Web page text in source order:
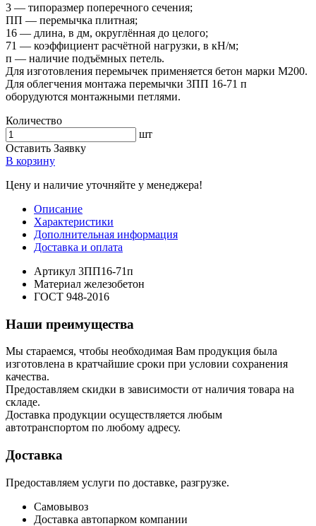
3 — типоразмер поперечного сечения;
ПП — перемычка плитная;
16 — длина, в дм, округлённая до целого;
71 — коэффициент расчётной нагрузки, в кН/м;
п — наличие подъёмных петель.
Для изготовления перемычек применяется бетон марки М200.
Для облегчения монтажа перемычки 3ПП 16-71 п
оборудуются монтажными петлями.
Количество
шт
Оставить Заявку
В корзину
Цену и наличие уточняйте у менеджера!
Описание
Характеристики
Дополнительная информация
Доставка и оплата
Артикул 3ПП16-71п
Материал железобетон
ГОСТ 948-2016
Наши преимущества
Мы стараемся, чтобы необходимая Вам продукция была
изготовлена в кратчайшие сроки при условии сохранения
качества.
Предоставляем скидки в зависимости от наличия товара на
складе.
Доставка продукции осуществляется любым
автотранспортом по любому адресу.
Доставка
Предоставляем услуги по доставке, разгрузке.
Самовывоз
Доставка автопарком компании